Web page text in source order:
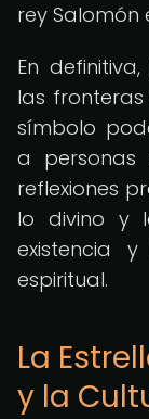
rey Salomón
En
las fronteras
símbolo
a personas
reflexiones
lo divino y
existencia
espiritual.
La
y la